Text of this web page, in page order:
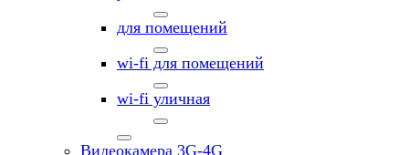
для помещений
wi-fi для помещений
wi-fi уличная
Видеокамера 3G-4G